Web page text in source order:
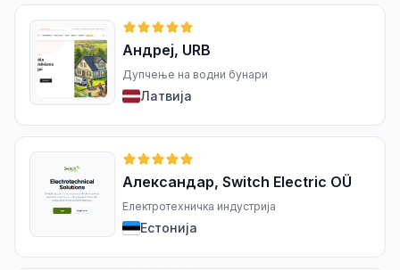
Андреј, URB
Дупчење на водни бунари
Латвија
Александар, Switch Electric OÜ
Електротехничка индустрија
Естонија